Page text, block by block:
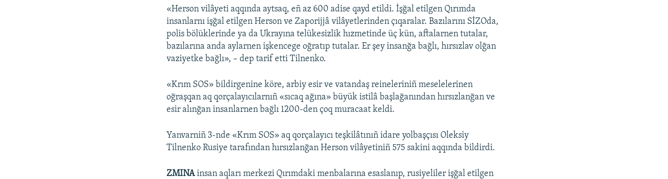
«Herson vilâyeti aqqında aytsaq, eñ az 600 adise qayd etildi. İşğal etilgen Qırımda
insanlarnı işğal etilgen Herson ve Zaporijjâ vilâyetlerinden çıqaralar. Bazılarını SİZOda,
polis bölüklerinde ya da Ukrayına telükesizlik hızmetinde üç kün, aftalarnen tutalar,
bazılarına anda aylarnen işkencege oğratıp tutalar. Er şey insanğa bağlı, hırsızlav olğan
vaziyetke bağlı», – dep tarif etti Tilnenko.
«Krım SOS» bildirgenine köre, arbiy esir ve vatandaş reineleriniñ meselelerinen
oğraşqan aq qorçalayıcılarnıñ «sıcaq ağına» büyük istilâ başlağanından hırsızlanğan ve
esir alınğan insanlarnen bağlı 1200-den çoq muracaat keldi.
Yanvarniñ 3-nde «Krım SOS» aq qorçalayıcı teşkilâtınıñ idare yolbaşçısı Oleksiy
Tilnenko Rusiye tarafından hırsızlanğan Herson vilâyetiniñ 575 sakini aqqında bildirdi.
ZMINAinsan aqları merkezi Qırımdaki menbalarına esaslanıp, rusiyeliler işğal etilgen